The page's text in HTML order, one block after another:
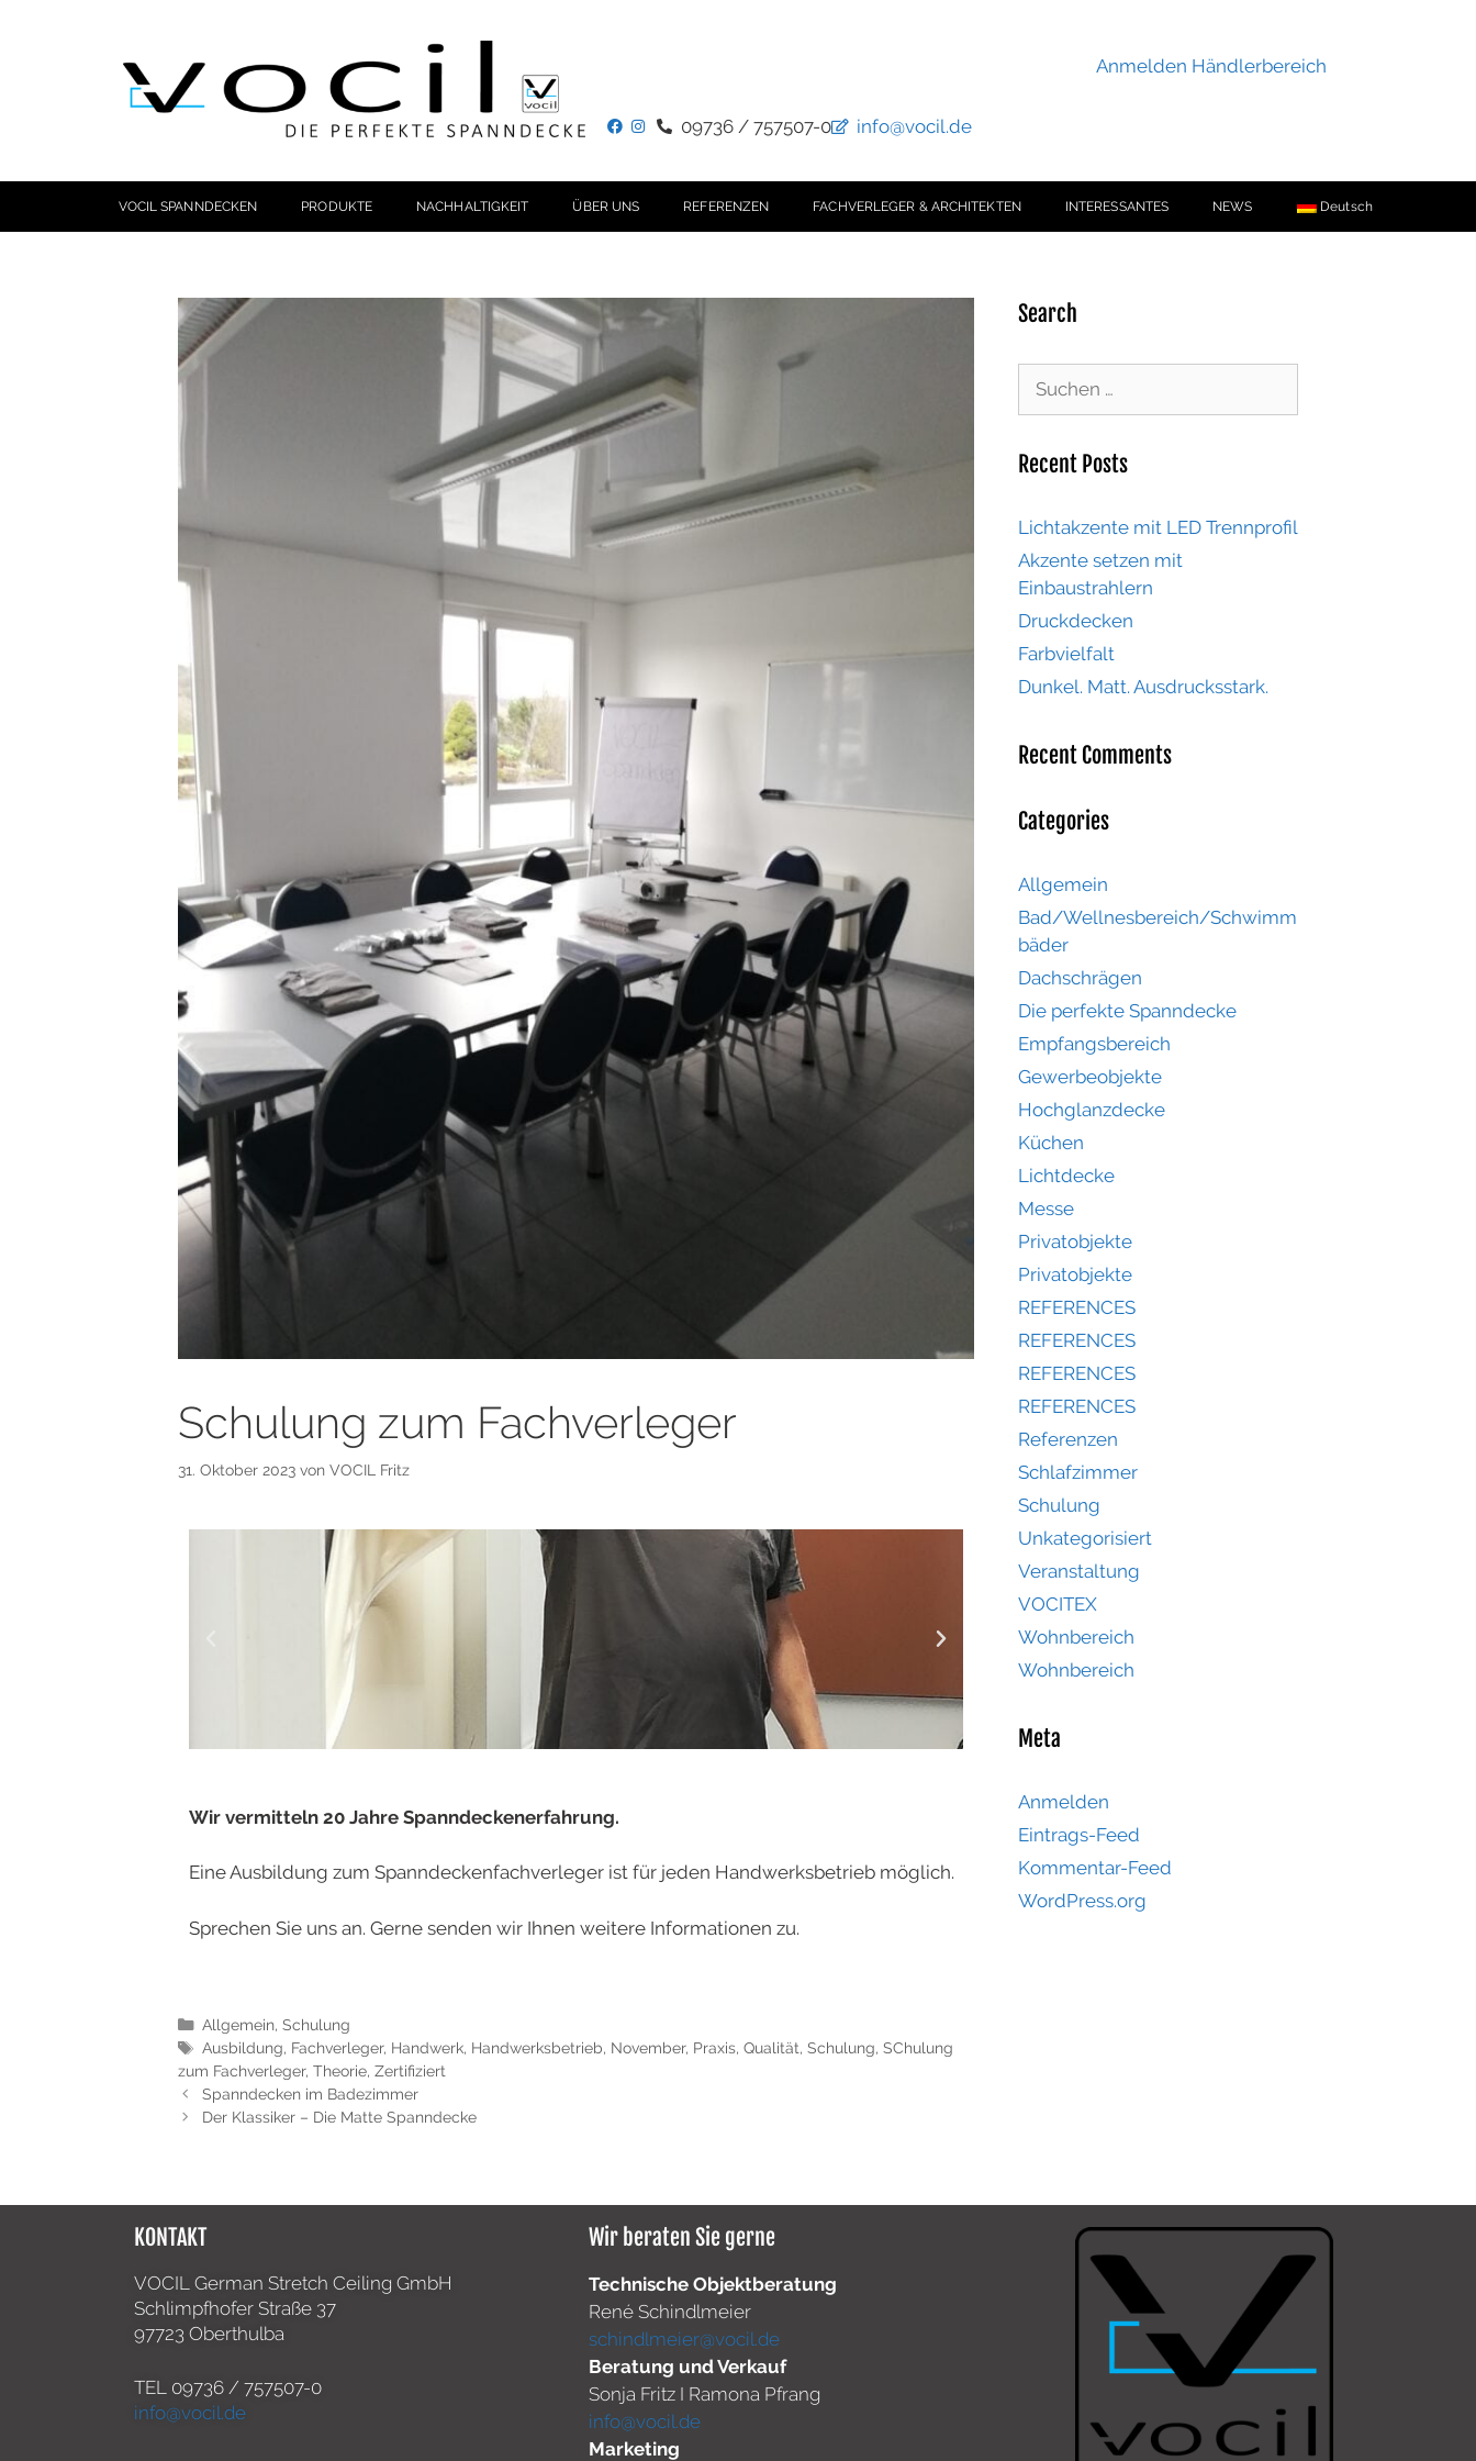
Anmelden Händlerbereich
09736 / 757507-0 info@vocil.de
VOCIL SPANNDECKEN PRODUKTE NACHHALTIGKEIT ÜBER UNS REFERENZEN FACHVERLEGER & ARCHITEKTEN INTERESSANTES NEWS Deutsch
Schulung zum Fachverleger
31. Oktober 2023 von VOCIL Fritz
Wir vermitteln 20 Jahre Spanndeckenerfahrung.
Eine Ausbildung zum Spanndeckenfachverleger ist für jeden Handwerksbetrieb möglich.
Sprechen Sie uns an. Gerne senden wir Ihnen weitere Informationen zu.
Allgemein, Schulung
Ausbildung, Fachverleger, Handwerk, Handwerksbetrieb, November, Praxis, Qualität, Schulung, SChulung
zum Fachverleger, Theorie, Zertifiziert
Spanndecken im Badezimmer
Der Klassiker – Die Matte Spanndecke
Search
Recent Posts
Lichtakzente mit LED Trennprofil
Akzente setzen mit
Einbaustrahlern
Druckdecken
Farbvielfalt
Dunkel. Matt. Ausdrucksstark.
Recent Comments
Categories
Allgemein
Bad/Wellnesbereich/Schwimm
bäder
Dachschrägen
Die perfekte Spanndecke
Empfangsbereich
Gewerbeobjekte
Hochglanzdecke
Küchen
Lichtdecke
Messe
Privatobjekte
Privatobjekte
REFERENCES
REFERENCES
REFERENCES
REFERENCES
Referenzen
Schlafzimmer
Schulung
Unkategorisiert
Veranstaltung
VOCITEX
Wohnbereich
Wohnbereich
Meta
Anmelden
Eintrags-Feed
Kommentar-Feed
WordPress.org
KONTAKT
VOCIL German Stretch Ceiling GmbH
Schlimpfhofer Straße 37
97723 Oberthulba
TEL 09736 / 757507-0
info@vocil.de
Wir beraten Sie gerne
Technische Objektberatung
René Schindlmeier
schindlmeier@vocil.de
Beratung und Verkauf
Sonja Fritz I Ramona Pfrang
info@vocil.de
Marketing